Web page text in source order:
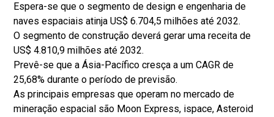
Espera-se que o segmento de design e engenharia de
naves espaciais atinja US$ 6.704,5 milhões até 2032.
O segmento de construção deverá gerar uma receita de
US$ 4.810,9 milhões até 2032.
Prevê-se que a Ásia-Pacífico cresça a um CAGR de
25,68% durante o período de previsão.
As principais empresas que operam no mercado de
mineração espacial são Moon Express, ispace, Asteroid